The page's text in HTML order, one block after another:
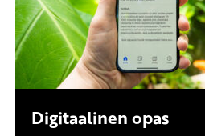
Digitaalinen opas